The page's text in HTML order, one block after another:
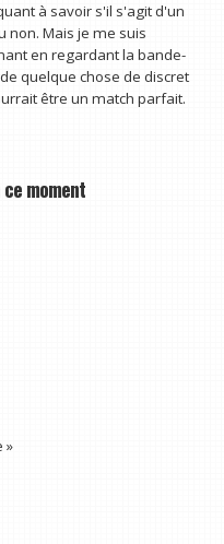
à savoir s'il s'agit d'un
Mais je me suis
en regardant la bande-
quelque chose de discret
être un match parfait.
moment
»